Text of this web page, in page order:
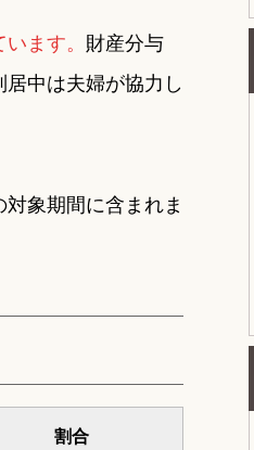
ます。 財産分与
中は夫婦が協力し
象期間に含まれま
割合